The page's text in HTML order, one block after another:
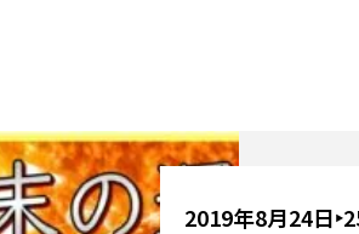
2019年8月24日